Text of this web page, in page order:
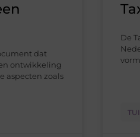
dat
ontwikkeling
aspecten zoals
De